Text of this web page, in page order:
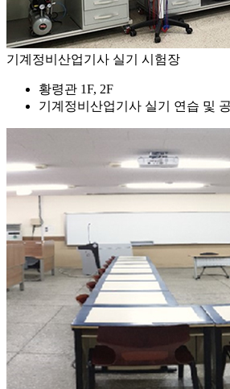
기계정비산업기사 실기 시험장
황령관 1F, 2F
기계정비산업기사 실기 연습 및